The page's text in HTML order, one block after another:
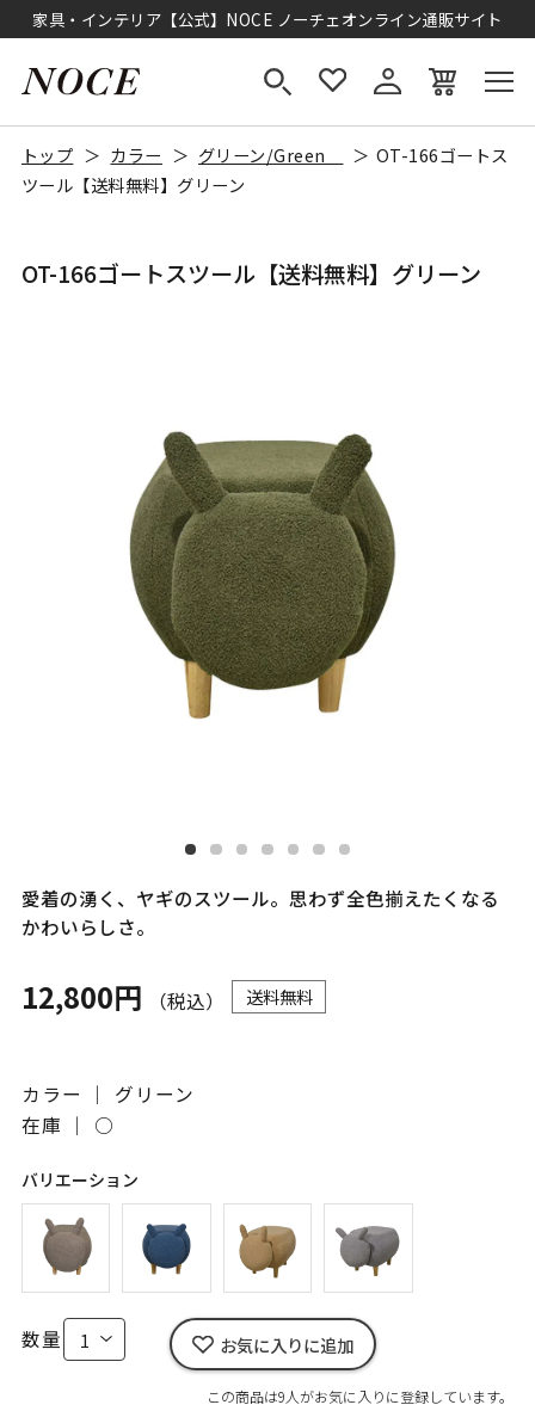
家具・インテリア【公式】NOCE ノーチェオンライン通販サイト
トップ カラー グリーン/Green
OT-166ゴートス
ツール【送料無料】グリーン
OT-166ゴートスツール【送料無料】グリーン
愛着の湧く、ヤギのスツール。思わず全色揃えたくなる
かわいらしさ。
12,800円 （税込） 送料無料
カラー ｜ グリーン
在庫 ｜ ○
バリエーション
数量 お気に入りに追加
この商品は9人がお気に入りに登録しています。